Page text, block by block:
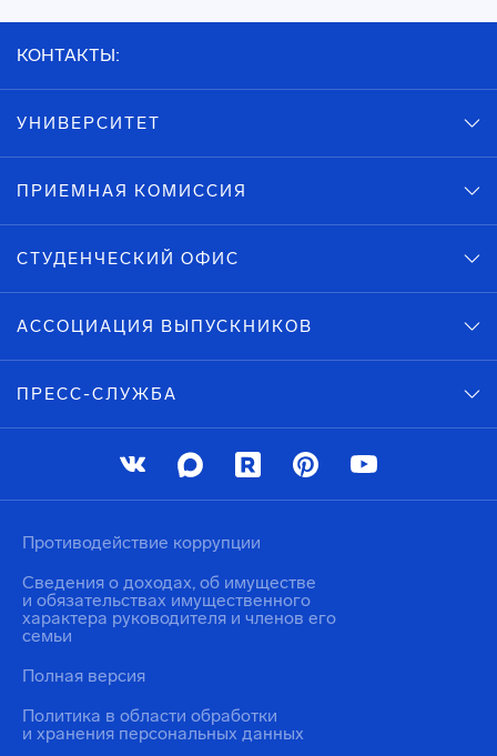
КОНТАКТЫ:
УНИВЕРСИТЕТ
ПРИЕМНАЯ КОМИССИЯ
СТУДЕНЧЕСКИЙ ОФИС
АССОЦИАЦИЯ ВЫПУСКНИКОВ
ПРЕСС-СЛУЖБА
Политика в области обработки
и хранения персональных данных
Противодействие коррупции
Сведения о доходах, об имуществе
и обязательствах имущественного
характера руководителя и членов его
семьи
Полная версия